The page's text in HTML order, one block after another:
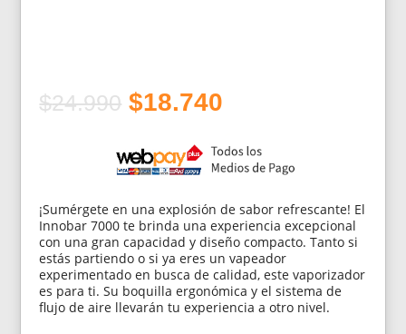
$24.990 El
precio
era:
$24.990.
$18.740
es:
$18.740.
¡Sumérgete en una explosión de sabor refrescante! El
Innobar 7000 te brinda una experiencia excepcional
con una gran capacidad y diseño compacto. Tanto si
estás partiendo o si ya eres un vapeador
experimentado en busca de calidad, este vaporizador
es para ti. Su boquilla ergonómica y el sistema de
flujo de aire llevarán tu experiencia a otro nivel.